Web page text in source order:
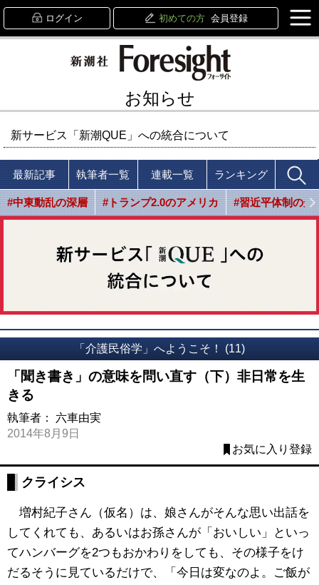
ログイン 初めての方 会員登録
お知らせ
新サービス「新潮QUE」への統合について
最新記事 執筆者一覧 連載一覧 ランキング
#中東動乱の深層 #トランプ2.0のアメリカ #習近平体制の光
「介護民俗学」へようこそ！ (11)
「聞き書き」の意味を問い直す（下）非日常を生
きる
執筆者： 六車由実
2014年8月9日
お気に入り登録
クライシス
増村紀子さん（仮名）は、娘さんがそんな思い出話を
してくれても、あるいはお孫さんが「おいしい」といっ
てハンバーグを2つもおかわりをしても、その様子をけ
だるそうに見ているだけで、「今日は変なのよ。ご飯が